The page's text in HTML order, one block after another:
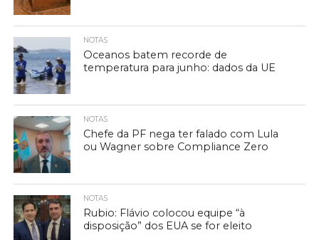
NOTAS
Oceanos batem recorde de
temperatura para junho: dados da UE
NOTAS
Chefe da PF nega ter falado com Lula
ou Wagner sobre Compliance Zero
NOTAS
Rubio: Flávio colocou equipe “à
disposição” dos EUA se for eleito